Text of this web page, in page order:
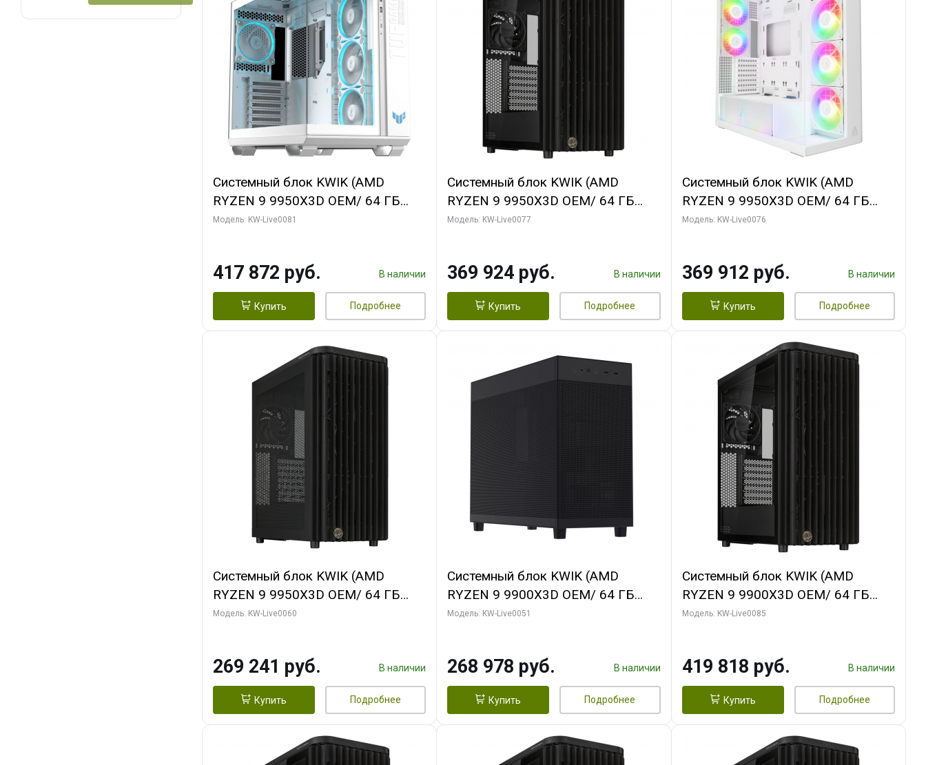
Системный блок KWIK (AMD
RYZEN 9 9950X3D OEM/ 64 ГБ
ОЗУ/ Gigabyte RTX5080 XTREME
Модель: KW-Live0081
417 872 руб. В наличии
Купить Подробнее
Системный блок KWIK (AMD
RYZEN 9 9950X3D OEM/ 64 ГБ
ОЗУ/ Gigabyte RTX5080
Модель: KW-Live0077
369 924 руб. В наличии
Купить Подробнее
Системный блок KWIK (AMD
RYZEN 9 9950X3D OEM/ 64 ГБ
ОЗУ/ Gigabyte RTX5080
Модель: KW-Live0076
369 912 руб. В наличии
Купить Подробнее
Системный блок KWIK (AMD
RYZEN 9 9950X3D OEM/ 64 ГБ
ОЗУ/ Gigabyte RTX5060Ti GAMING
Модель: KW-Live0060
269 241 руб. В наличии
Купить Подробнее
Системный блок KWIK (AMD
RYZEN 9 9900X3D OEM/ 64 ГБ
ОЗУ/ Gigabyte RX9070 GAMING OC
Модель: KW-Live0051
268 978 руб. В наличии
Купить Подробнее
Системный блок KWIK (AMD
RYZEN 9 9900X3D OEM/ 64 ГБ
ОЗУ/ ASUS RTX5080 PROART OC
Модель: KW-Live0085
419 818 руб. В наличии
Купить Подробнее